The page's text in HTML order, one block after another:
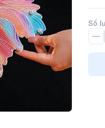
Số